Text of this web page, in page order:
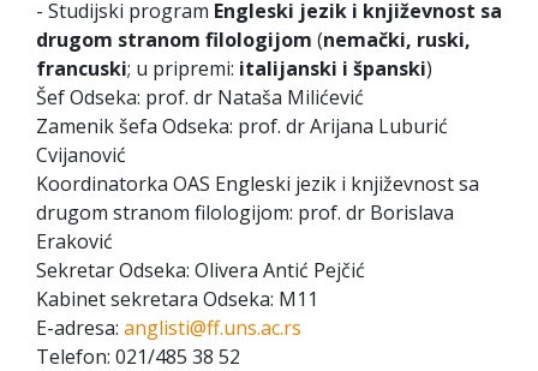
- Studijski program Engleski jezik i književnost sa
drugom stranom filologijom (nemački, ruski,
francuski; u pripremi: italijanski i španski)
Šef Odseka: prof. dr Nataša Milićević
Zamenik šefa Odseka: prof. dr Arijana Luburić
Cvijanović
Koordinatorka OAS Engleski jezik i književnost sa
drugom stranom filologijom: prof. dr Borislava
Eraković
Sekretar Odseka: Olivera Antić Pejčić
Kabinet sekretara Odseka: M11
E-adresa: anglisti@ff.uns.ac.rs
Telefon: 021/485 38 52